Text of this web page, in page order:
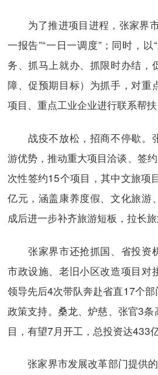
为了推进项目进程，张家界市
一报告”“一日一调度”；同时，以
务、抓马上就办、抓限时办结，
障、促预期目标）为抓手，对重
项目、重点工业企业进行联系帮扶
战疫不放松，招商不停歇。
游优势，推动重大项目洽谈、签
次性签约15个项目，其中文旅项
亿元，涵盖康养度假、文化旅游
成后进一步补齐旅游短板，拉长旅
张家界市还抢抓国、省投资机
市政设施、老旧小区改造项目对
领导先后4次带队奔赴省直17个
政策支持。桑龙、炉慈、张官3
目，有望7月开工，总投资达433亿
张家界市发展改革部门提供的